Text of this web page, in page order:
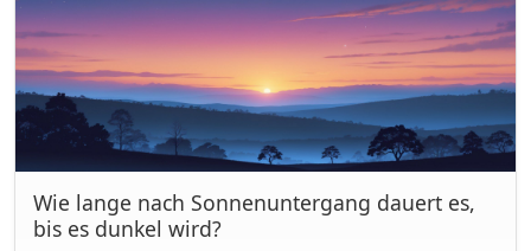
Wie lange nach Sonnenuntergang dauert es,
bis es dunkel wird?